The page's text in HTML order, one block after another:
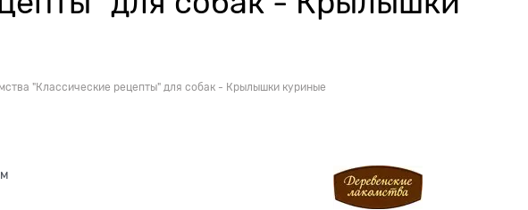
"Классические рецепты" для собак - Крылышки куриные